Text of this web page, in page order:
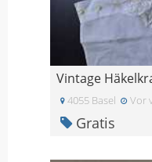
4055 Basel Vor
Gratis